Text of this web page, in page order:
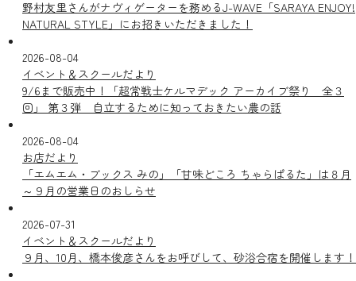
野村友里さんがナヴィゲーターを務めるJ-WAVE「SARAYA ENJOY!
NATURAL STYLE」にお招きいただきました！
2026-08-04
イベント＆スクールだより
9/6まで販売中！「超常戦士ケルマデック アーカイブ祭り 全３
回」 第３弾 自立するために知っておきたい農の話
2026-08-04
お店だより
「エムエム・ブックス みの」「甘味どころ ちゃらぱるた」は８月
～９月の営業日のおしらせ
2026-07-31
イベント＆スクールだより
９月、10月、橋本俊彦さんをお呼びして、砂浴合宿を開催します！